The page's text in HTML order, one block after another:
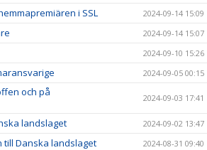
i SSL 2024-09-14 15:09
2024-09-14 15:07
2024-09-10 15:26
2024-09-05 00:15
och på
2024-09-03 17:41
landslaget 2024-09-02 13:47
till Danska landslaget 2024-08-31 09:40